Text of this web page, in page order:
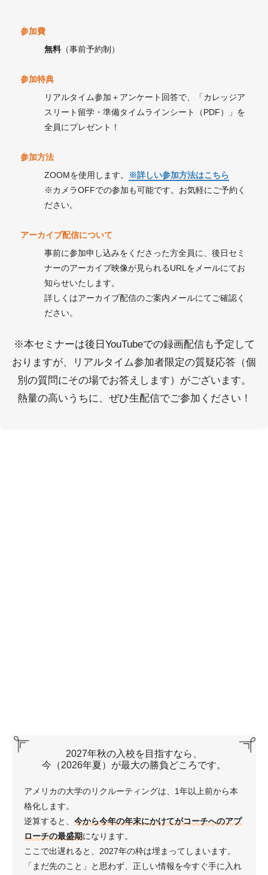
参加費
無料（事前予約制）
参加特典
リアルタイム参加＋アンケート回答で、「カレッジア
スリート留学・準備タイムラインシート（PDF）」を
全員にプレゼント！
参加方法
ZOOMを使用します。
※詳しい参加方法はこちら
※カメラOFFでの参加も可能です。お気軽にご予約く
ださい。
アーカイブ配信について
事前に参加申し込みをくださった方全員に、後日セミ
ナーのアーカイブ映像が見られるURLをメールにてお
知らせいたします。
詳しくはアーカイブ配信のご案内メールにてご確認く
ださい。
※本セミナーは後日YouTubeでの録画配信も予定して
おりますが、リアルタイム参加者限定の質疑応答（個
別の質問にその場でお答えします）がございます。
熱量の高いうちに、ぜひ生配信でご参加ください！
2027年秋の入校を目指すなら、
今（2026年夏）が最大の勝負どころです。
アメリカの大学のリクルーティングは、1年以上前から本
格化します。
逆算すると、今から今年の年末にかけてがコーチへのアプ
ローチの最盛期になります。
ここで出遅れると、2027年の枠は埋まってしまいます。
「まだ先のこと」と思わず、正しい情報を今すぐ手に入れ